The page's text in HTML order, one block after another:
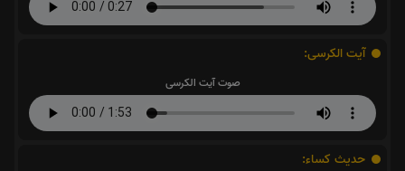
آیت الکرسی:
صوت آیت الکرسی
حدیث کساء: